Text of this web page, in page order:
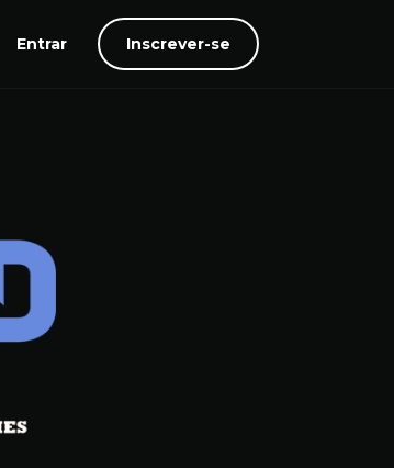
Entrar Inscrever-se